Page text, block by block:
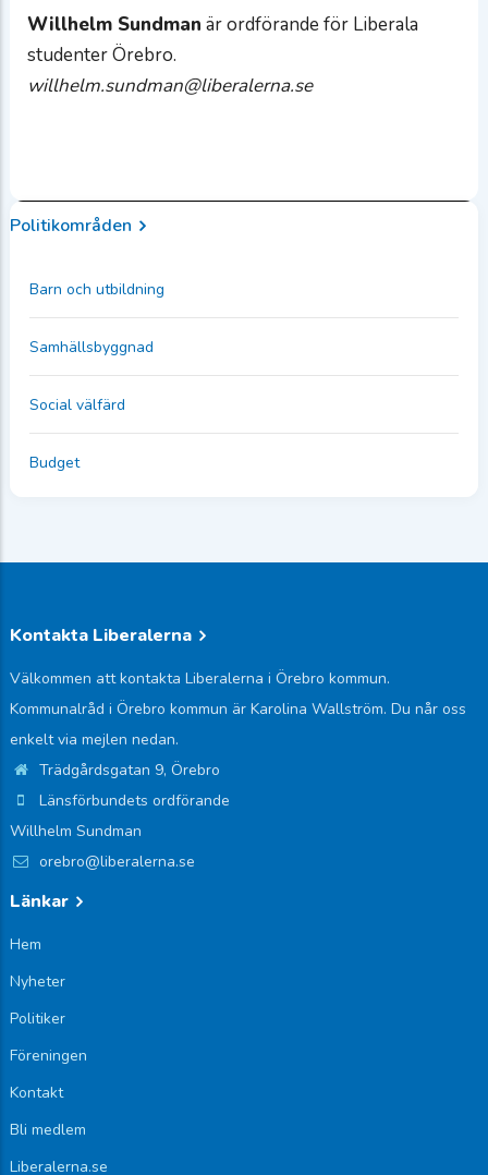
Willhelm Sundman är ordförande för Liberala
studenter Örebro.
willhelm.sundman@liberalerna.se
Politikområden
Barn och utbildning
Samhällsbyggnad
Social välfärd
Budget
Kontakta Liberalerna
Välkommen att kontakta Liberalerna i Örebro kommun.
Kommunalråd i Örebro kommun är Karolina Wallström. Du når oss
enkelt via mejlen nedan.
Trädgårdsgatan 9, Örebro
Länsförbundets ordförande
Willhelm Sundman
orebro@liberalerna.se
Länkar
Hem
Nyheter
Politiker
Föreningen
Kontakt
Bli medlem
Liberalerna.se